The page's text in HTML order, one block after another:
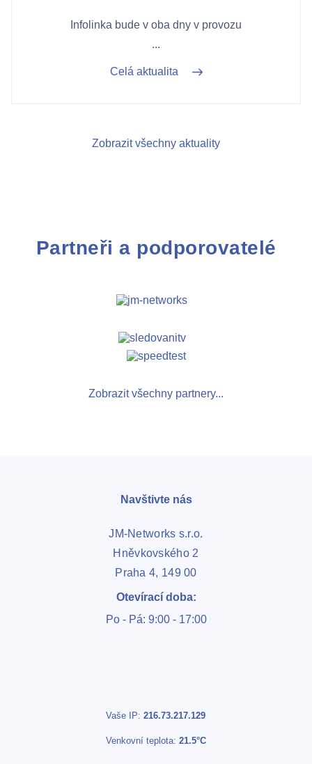
Infolinka bude v oba dny v provozu
...
Celá aktualita
Zobrazit všechny aktuality
Partneři a podporovatelé
Zobrazit všechny partnery...
Vaše IP: 216.73.217.129
Venkovní teplota: 21.5°C
Navštivte nás
JM-Networks s.r.o.
Hněvkovského 2
Praha 4, 149 00
Otevírací doba:
Po - Pá: 9:00 - 17:00